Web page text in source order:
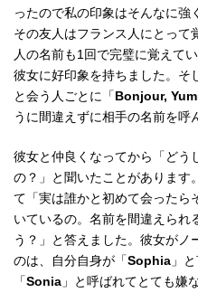
ったので私の印象はそんなに強
その友人はフランス人にとって
人の名前も1回で完璧に覚えて
彼女に好印象を持ちました。そ
と会う人ごとに「Bonjour,
うに間違えずに相手の名前を呼
彼女と仲良くなってから「どう
の？」と聞いたことがあります
て「実は誰かと初めて会ったら
いているの。名前を間違えられ
う？」と答えました。彼女がノ
のは、自分自身が「Sophia 」
「Sonia 」と呼ばれてとても嫌